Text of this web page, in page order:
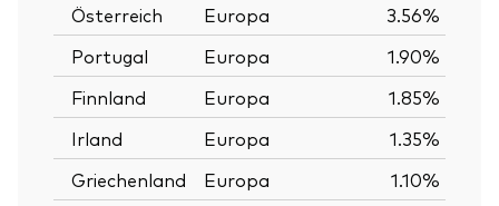
Österreich
Europa
3.56%
Portugal
Europa
1.90%
Finnland
Europa
1.85%
Irland
Europa
1.35%
Griechenland
Europa
1.10%